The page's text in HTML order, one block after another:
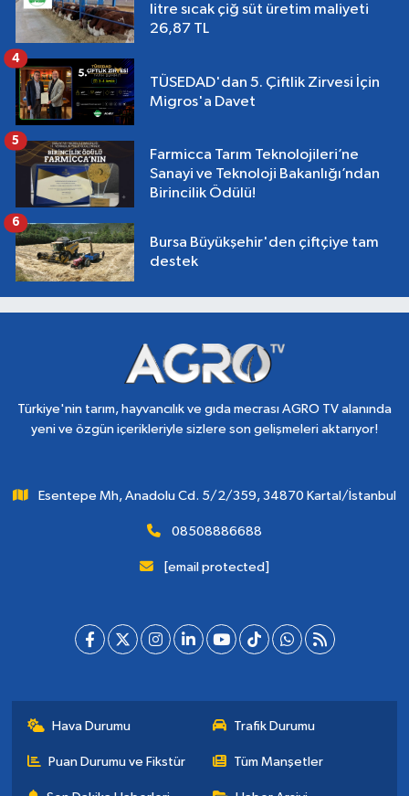
litre sıcak çiğ süt üretim maliyeti
26,87 TL
TÜSEDAD'dan 5. Çiftlik Zirvesi İçin
Migros'a Davet
4
Farmicca Tarım Teknolojileri’ne
Sanayi ve Teknoloji Bakanlığı’ndan
Birincilik Ödülü!
5
Bursa Büyükşehir'den çiftçiye tam
destek
6
Türkiye'nin tarım, hayvancılık ve gıda mecrası AGRO TV alanında
yeni ve özgün içerikleriyle sizlere son gelişmeleri aktarıyor!
Esentepe Mh, Anadolu Cd. 5/2/359, 34870 Kartal/İstanbul
08508886688
[email protected]
Hava Durumu Trafik Durumu
Puan Durumu ve Fikstür Tüm Manşetler